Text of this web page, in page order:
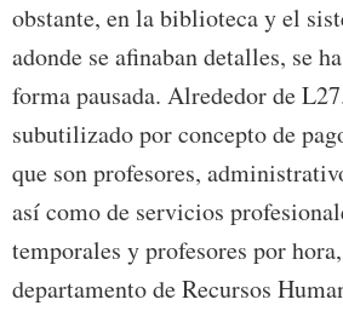
obstante, en la biblioteca y el
adonde se afinaban detalles, se
forma pausada. Alrededor de
subutilizado por concepto de
que son profesores,
así como de servicios
temporales y profesores por
departamento de Recursos